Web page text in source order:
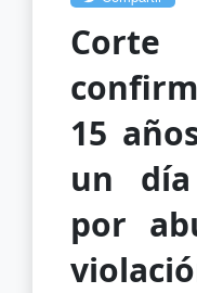
15
un
por